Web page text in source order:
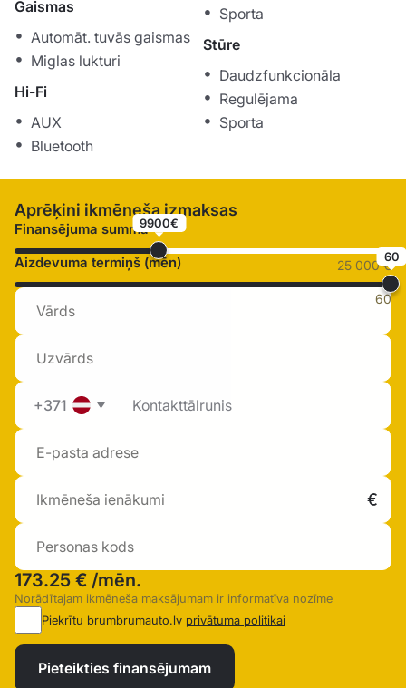
Gaismas
Automāt. tuvās gaismas
Miglas lukturi
Hi-Fi
AUX
Bluetooth
Sporta
Stūre
Daudzfunkcionāla
Regulējama
Sporta
Aprēķini ikmēneša izmaksas
Finansējuma summa9900€
25 000 €
Aizdevuma termiņš (mēn) 60
60
+371
173.25 € /mēn.
Norādītajam ikmēneša maksājumam ir informatīva nozīme
Piekrītu brumbrumauto.lv privātuma politikai
Pieteikties finansējumam